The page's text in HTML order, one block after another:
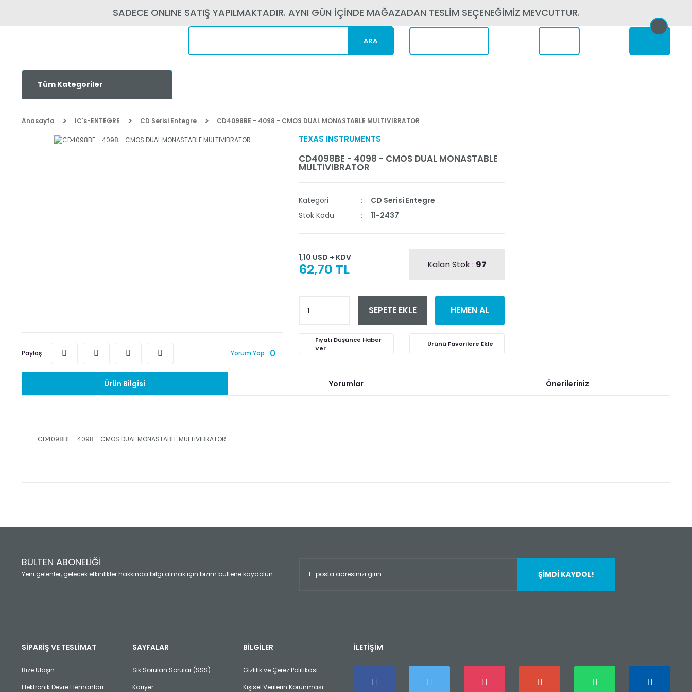
SADECE ONLINE SATIŞ YAPILMAKTADIR. AYNI GÜN İÇİNDE MAĞAZADAN TESLİM SEÇENEĞİMİZ MEVCUTTUR.
ARA
Tüm Kategoriler
Anasayfa IC's-ENTEGRE CD Serisi Entegre CD4098BE - 4098 - CMOS DUAL MONASTABLE MULTIVIBRATOR
Paylaş Yorum Yap 0
TEXAS INSTRUMENTS
CD4098BE - 4098 - CMOS DUAL MONASTABLE
MULTIVIBRATOR
Kategori
CD Serisi Entegre
Stok Kodu
11-2437
1,10 USD + KDV
62,70 TL Kalan Stok : 97
SEPETE EKLE HEMEN AL
Fiyatı Düşünce Haber
Ver
Ürün Bilgisi Yorumlar Önerileriniz
CD4098BE - 4098 - CMOS DUAL MONASTABLE MULTIVIBRATOR
Yorum Yaz
Ürün açıklamasında eksik bilgiler bulunuyor.
Ürün fiyatı diğer sitelerden daha pahalı.
Bu ürüne benzer farklı alternatifler olmalı.
BÜLTEN ABONELİĞİ
Yeni gelenler, gelecek etkinlikler hakkında bilgi almak için bizim bültene kaydolun. ŞİMDİ KAYDOL!
SİPARİŞ VE TESLİMAT
Bize Ulaşın
Elektronik Devre Elemanları
SAYFALAR
Sık Sorulan Sorular (SSS)
Kariyer
BİLGİLER
Gizlilik ve Çerez Politikası
Kişisel Verilerin Korunması
İLETİŞİM